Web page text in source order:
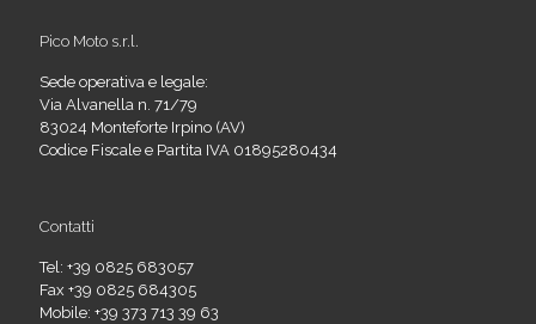
Pico Moto s.r.l.
Sede operativa e legale:
Via Alvanella n. 71/79
83024 Monteforte Irpino (AV)
Codice Fiscale e Partita IVA 01895280434
Contatti
Tel: +39 0825 683057
Fax +39 0825 684305
Mobile: +39 373 713 39 63